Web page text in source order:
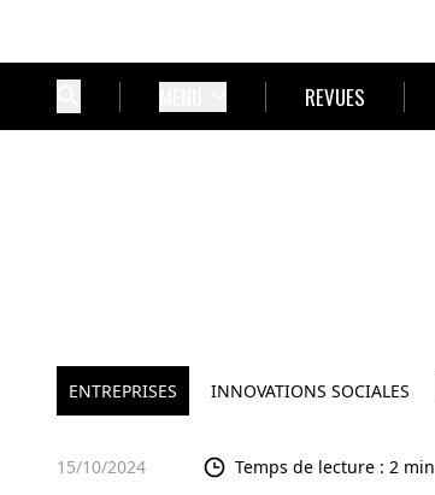
REVUES
ENTREPRISES INNOVATIONS SOCIALES
15/10/2024 Temps de lecture : 2 min